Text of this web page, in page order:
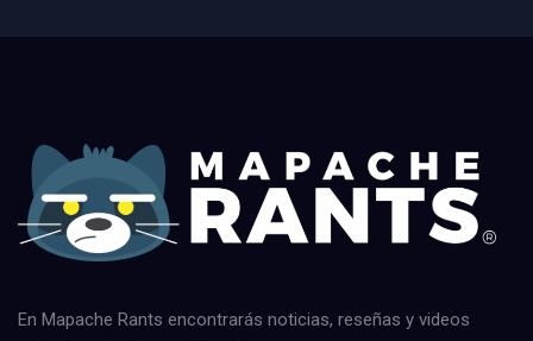
En Mapache Rants encontrarás noticias, reseñas y videos